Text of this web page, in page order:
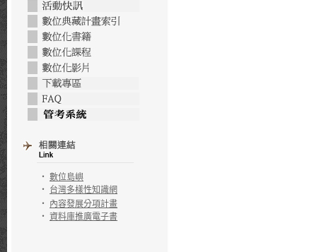
‧ 數位島嶼
‧ 台灣多樣性知識網
‧ 內容發展分項計畫
‧ 資料庫推廣電子書